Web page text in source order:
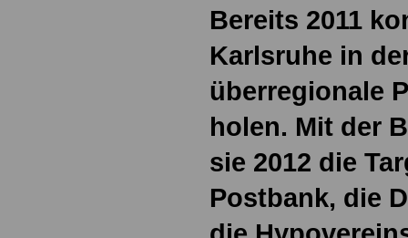
Bereits 2011
Karlsruhe in
überregionale
holen. Mit der
sie 2012 die
Postbank, die